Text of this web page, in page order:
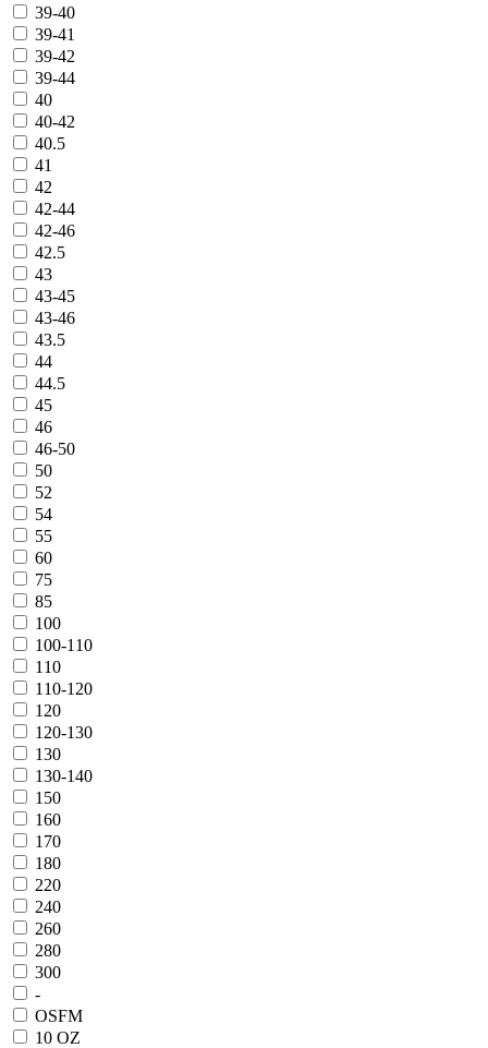
39-40
39-41
39-42
39-44
40
40-42
40.5
41
42
42-44
42-46
42.5
43
43-45
43-46
43.5
44
44.5
45
46
46-50
50
52
54
55
60
75
85
100
100-110
110
110-120
120
120-130
130
130-140
150
160
170
180
220
240
260
280
300
-
OSFM
10 OZ